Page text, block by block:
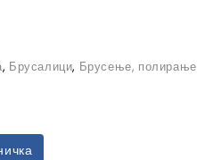
, Брусалици, Брусење,